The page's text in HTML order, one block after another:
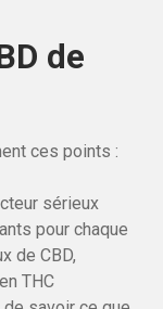
de
ces points :
sérieux
pour chaque
de CBD,
THC